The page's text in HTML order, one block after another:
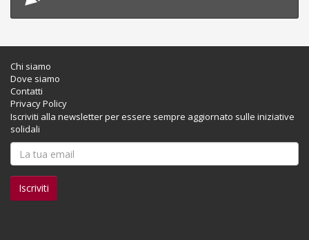
Chi siamo
Dove siamo
Contatti
Privacy Policy
Iscriviti alla newsletter per essere sempre aggiornato sulle iniziative
solidali
Iscriviti